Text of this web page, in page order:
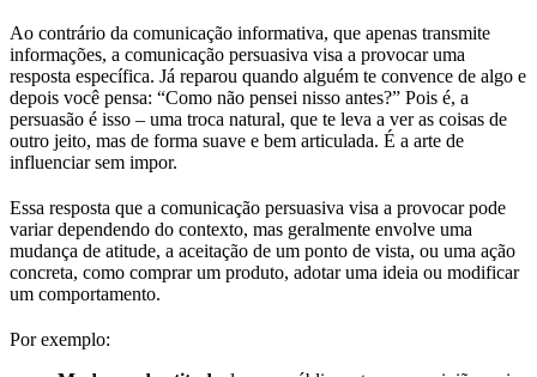
Ao contrário da comunicação informativa, que apenas transmite
informações, a comunicação persuasiva visa a provocar uma
resposta específica. Já reparou quando alguém te convence de algo e
depois você pensa: “Como não pensei nisso antes?” Pois é, a
persuasão é isso – uma troca natural, que te leva a ver as coisas de
outro jeito, mas de forma suave e bem articulada. É a arte de
influenciar sem impor.
Essa resposta que a comunicação persuasiva visa a provocar pode
variar dependendo do contexto, mas geralmente envolve uma
mudança de atitude, a aceitação de um ponto de vista, ou uma ação
concreta, como comprar um produto, adotar uma ideia ou modificar
um comportamento.
Por exemplo: